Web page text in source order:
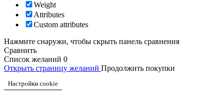
Weight
Attributes
Custom attributes
Нажмите снаружи, чтобы скрыть панель сравнения
Сравнить
Список желаний 0
Открыть страницу желаний Продолжить покупки
Настройки cookie